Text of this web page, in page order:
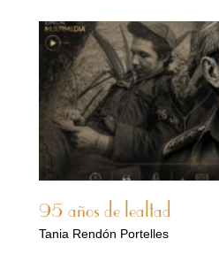
95 años de lealtad
Tania Rendón Portelles